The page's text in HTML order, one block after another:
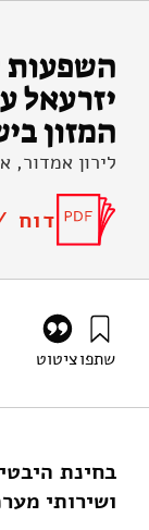
יזרעאל
המזון
לירון אמדור,
דוח
שתפוציטוט
security-in-
israel
בחינת
ושירותי